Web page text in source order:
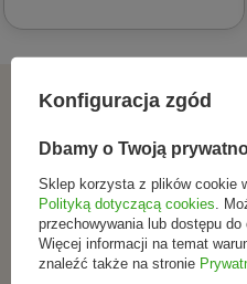
ZAPISZ SIĘ DO NEWSLETTERA
Dołącz do tych,
wybierają
Zapisz się do newslettera i
Konfiguracja zgód
Dbamy o Twoją
Sklep korzysta z plików cookie
Polityką dotyczącą cookies .
przechowywania lub dostępu do
Więcej informacji na temat
znaleźć także na stronie